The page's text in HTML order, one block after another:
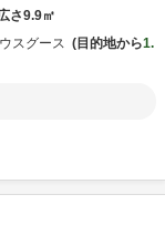
さ9.9㎡
スグース 目的地から1.